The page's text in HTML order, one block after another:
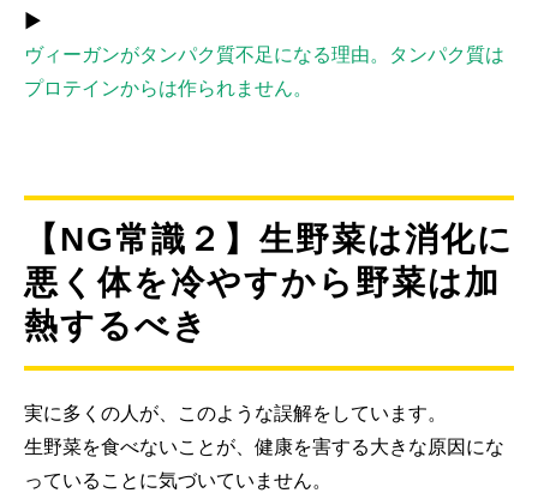
▶︎
ヴィーガンがタンパク質不足になる理由。タンパク質は
プロテインからは作られません。
【NG常識２】生野菜は消化に
悪く体を冷やすから野菜は加
熱するべき
実に多くの人が、このような誤解をしています。
生野菜を食べないことが、健康を害する大きな原因にな
っていることに気づいていません。